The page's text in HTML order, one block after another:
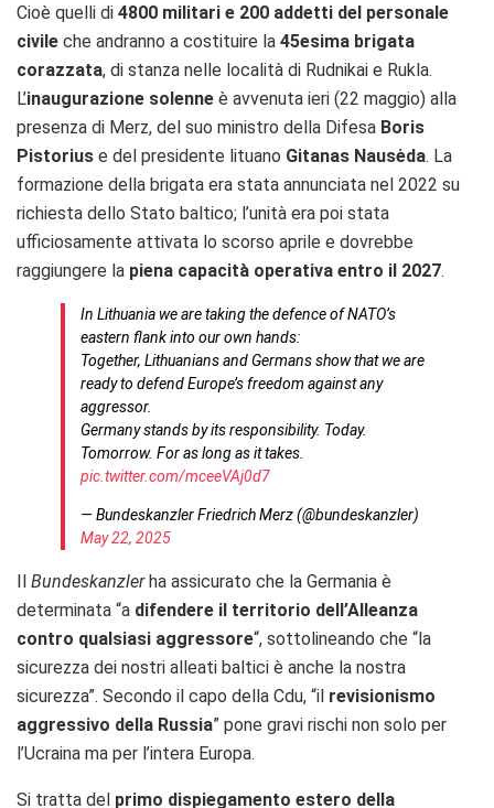
Cioè quelli di 4800 militari e 200 addetti del personale
civile che andranno a costituire la 45esima brigata
corazzata, di stanza nelle località di Rudnikai e Rukla.
L’inaugurazione solenne è avvenuta ieri (22 maggio) alla
presenza di Merz, del suo ministro della Difesa Boris
Pistorius e del presidente lituano Gitanas Nausėda. La
formazione della brigata era stata annunciata nel 2022 su
richiesta dello Stato baltico; l’unità era poi stata
ufficiosamente attivata lo scorso aprile e dovrebbe
raggiungere la piena capacità operativa entro il 2027.
In Lithuania we are taking the defence of NATO’s
eastern flank into our own hands:
Together, Lithuanians and Germans show that we are
ready to defend Europe’s freedom against any
aggressor.
Germany stands by its responsibility. Today.
Tomorrow. For as long as it takes.
pic.twitter.com/mceeVAj0d7
— Bundeskanzler Friedrich Merz (@bundeskanzler)
May 22, 2025
Bundeskanzlerha assicurato che la Germania è
determinata “a difendere il territorio dell’Alleanza
contro qualsiasi aggressore“, sottolineando che “la
sicurezza dei nostri alleati baltici è anche la nostra
sicurezza”. Secondo il capo della Cdu, “il revisionismo
aggressivo della Russia” pone gravi rischi non solo per
l’Ucraina ma per l’intera Europa.
Si tratta del primo dispiegamento estero della